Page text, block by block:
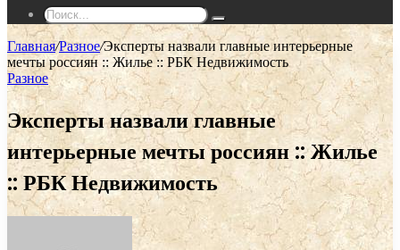
Поиск...
Главная/Разное/Эксперты назвали главные интерьерные
мечты россиян :: Жилье :: РБК Недвижимость
Разное
Эксперты назвали главные
интерьерные мечты россиян :: Жилье
:: РБК Недвижимость